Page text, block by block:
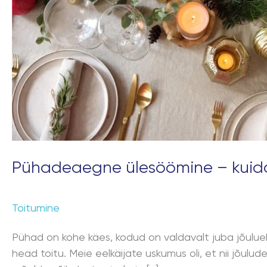
Pühadeaegne ülesöömine –
Toitumine
Pühad on kohe käes, kodud on valdavalt juba
head toitu. Meie eelkäijate uskumus oli, et nii